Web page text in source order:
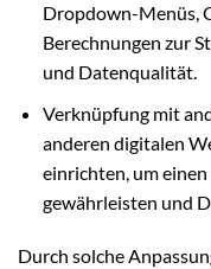
Dropdown-Menüs,
Berechnungen zur
und Datenqualität.
Verknüpfung mit
anderen digitalen
einrichten, um
gewährleisten und
Durch solche